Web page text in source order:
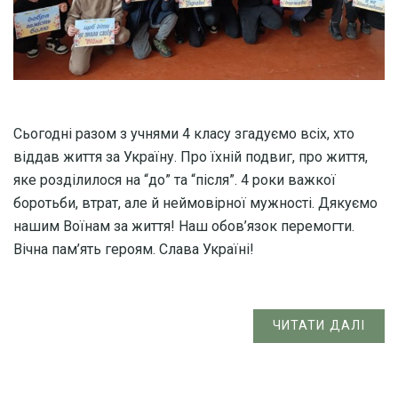
Сьогодні разом з учнями 4 класу згадуємо всіх, хто
віддав життя за Україну. Про їхній подвиг, про життя,
яке розділилося на “до” та “після”. 4 роки важкої
боротьби, втрат, але й неймовірної мужності. Дякуємо
нашим Воїнам за життя! Наш обов’язок перемогти.
Вічна пам’ять героям. Слава Україні!
ЧИТАТИ ДАЛІ